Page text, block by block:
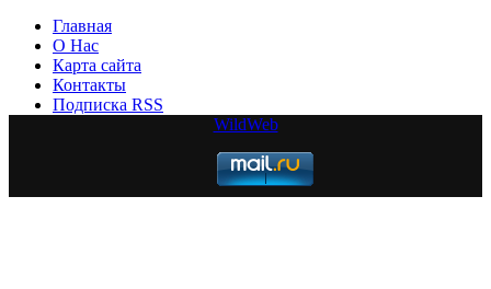
Главная
О Нас
Карта сайта
Контакты
Подписка RSS
WildWeb